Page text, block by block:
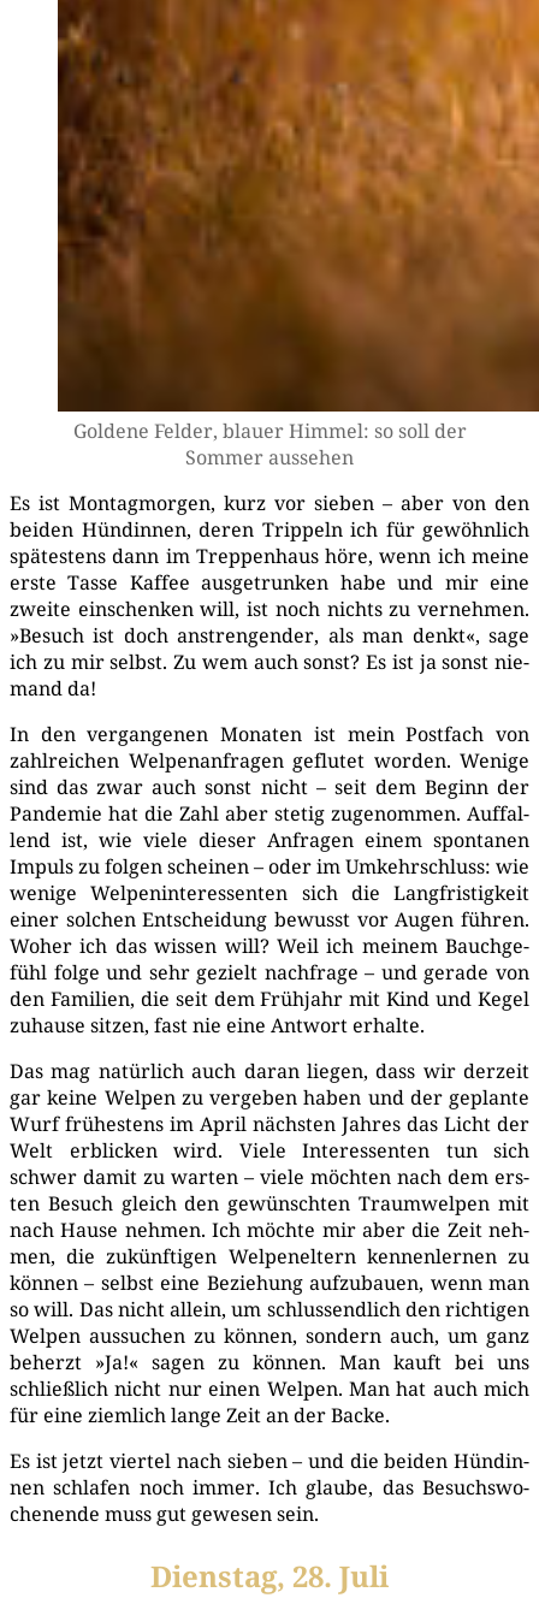
Gol­de­ne Fel­der, blau­er Him­mel: so soll der
Som­mer aussehen
Es ist Mon­tag­mor­gen, kurz vor sie­ben – aber von den
bei­den Hün­din­nen, deren Trip­peln ich für gewöhn­lich
spä­tes­tens dann im Trep­pen­haus höre, wenn ich mei­ne
ers­te Tas­se Kaf­fee aus­ge­trun­ken habe und mir eine
zwei­te ein­schen­ken will, ist noch nichts zu ver­neh­men.
»Besuch ist doch anstren­gen­der, als man denkt«, sage
ich zu mir selbst. Zu wem auch sonst? Es ist ja sonst nie­
mand da!
In den ver­gan­ge­nen Mona­ten ist mein Post­fach von
zahl­rei­chen Wel­pen­an­fra­gen geflu­tet wor­den. Weni­ge
sind das zwar auch sonst nicht – seit dem Beginn der
Pan­de­mie hat die Zahl aber ste­tig zuge­nom­men. Auf­fal­
lend ist, wie vie­le die­ser Anfra­gen einem spon­ta­nen
Impuls zu fol­gen schei­nen – oder im Umkehr­schluss: wie
weni­ge Wel­pen­in­ter­es­sen­ten sich die Lang­fris­tig­keit
einer sol­chen Ent­schei­dung bewusst vor Augen füh­ren.
Woher ich das wis­sen will? Weil ich mei­nem Bauch­ge­
fühl fol­ge und sehr gezielt nach­fra­ge – und gera­de von
den Fami­li­en, die seit dem Früh­jahr mit Kind und Kegel
zuhau­se sit­zen, fast nie eine Ant­wort erhalte.
Das mag natür­lich auch dar­an lie­gen, dass wir der­zeit
gar kei­ne Wel­pen zu ver­ge­ben haben und der geplan­te
Wurf frü­hes­tens im April nächs­ten Jah­res das Licht der
Welt erbli­cken wird. Vie­le Inter­es­sen­ten tun sich
schwer damit zu war­ten – vie­le möch­ten nach dem ers­
ten Besuch gleich den gewünsch­ten Traum­welpen mit
nach Hau­se neh­men. Ich möch­te mir aber die Zeit neh­
men, die zukünf­ti­gen Wel­pen­el­tern ken­nen­ler­nen zu
kön­nen – selbst eine Bezie­hung auf­zu­bau­en, wenn man
so will. Das nicht allein, um schluss­end­lich den rich­ti­gen
Wel­pen aus­su­chen zu kön­nen, son­dern auch, um ganz
beherzt »Ja!« sagen zu kön­nen. Man kauft bei uns
schließ­lich nicht nur einen Wel­pen. Man hat auch mich
für eine ziem­lich lan­ge Zeit an der Backe.
Es ist jetzt vier­tel nach sie­ben – und die bei­den Hün­din­
nen schla­fen noch immer. Ich glau­be, das Besuchs­wo­
chen­en­de muss gut gewe­sen sein.
Dienstag, 28. Juli